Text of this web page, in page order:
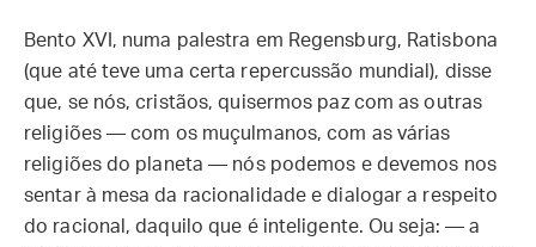
Bento XVI, numa palestra em Regensburg, Ratisbona
(que até teve uma certa repercussão mundial), disse
que, se nós, cristãos, quisermos paz com as outras
religiões — com os muçulmanos, com as várias
religiões do planeta — nós podemos e devemos nos
sentar à mesa da racionalidade e dialogar a respeito
do racional, daquilo que é inteligente. Ou seja: — a